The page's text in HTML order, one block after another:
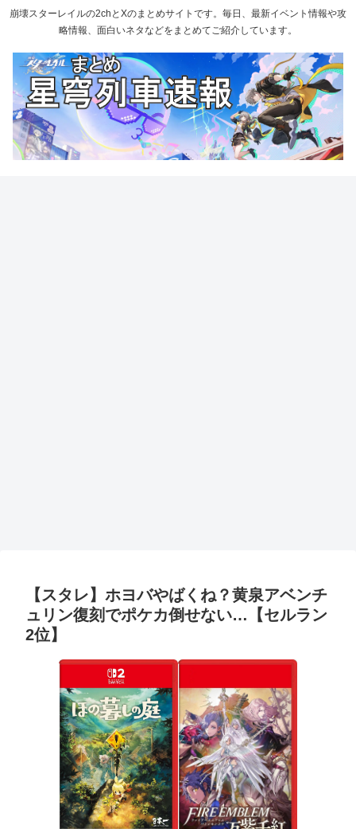
崩壊スターレイルの2chとXのまとめサイトです。毎日、最新イベント情報や攻
略情報、面白いネタなどをまとめてご紹介しています。
【スタレ】ホヨバやばくね？黄泉アベンチ
ュリン復刻でポケカ倒せない…【セルラン
2位】